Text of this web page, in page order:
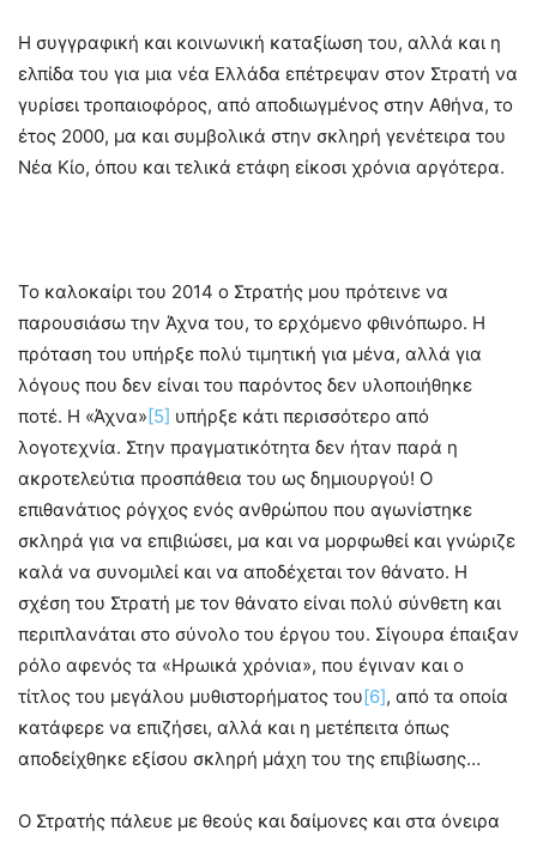
Η συγγραφική και κοινωνική καταξίωση του, αλλά και η
ελπίδα του για μια νέα Ελλάδα επέτρεψαν στον Στρατή να
γυρίσει τροπαιοφόρος, από αποδιωγμένος στην Αθήνα, το
έτος 2000, μα και συμβολικά στην σκληρή γενέτειρα του
Νέα Κίο, όπου και τελικά ετάφη είκοσι χρόνια αργότερα.
Το καλοκαίρι του 2014 ο Στρατής μου πρότεινε να
παρουσιάσω την Άχνα του, το ερχόμενο φθινόπωρο. Η
πρόταση του υπήρξε πολύ τιμητική για μένα, αλλά για
λόγους που δεν είναι του παρόντος δεν υλοποιήθηκε
ποτέ. Η «Άχνα» [5] υπήρξε κάτι περισσότερο από
λογοτεχνία. Στην πραγματικότητα δεν ήταν παρά η
ακροτελεύτια προσπάθεια του ως δημιουργού! Ο
επιθανάτιος ρόγχος ενός ανθρώπου που αγωνίστηκε
σκληρά για να επιβιώσει, μα και να μορφωθεί και γνώριζε
καλά να συνομιλεί και να αποδέχεται τον θάνατο. Η
σχέση του Στρατή με τον θάνατο είναι πολύ σύνθετη και
περιπλανάται στο σύνολο του έργου του. Σίγουρα έπαιξαν
ρόλο αφενός τα «Ηρωικά χρόνια», που έγιναν και ο
τίτλος του μεγάλου μυθιστορήματος του[6], από τα οποία
κατάφερε να επιζήσει, αλλά και η μετέπειτα όπως
αποδείχθηκε εξίσου σκληρή μάχη του της επιβίωσης…
Ο Στρατής πάλευε με θεούς και δαίμονες και στα όνειρα